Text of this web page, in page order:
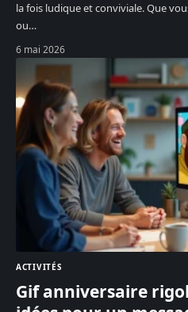
la fois ludique et conviviale. Que
ou…
6 mai 2026
ACTIVITÉS
Gif anniversaire